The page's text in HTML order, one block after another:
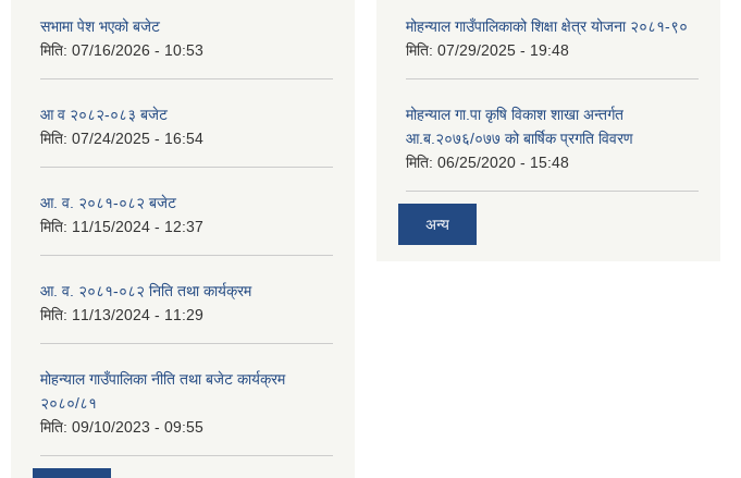
सभामा पेश भएको बजेट
मिति: 07/16/2026 - 10:53
आ व २०८२-०८३ बजेट
मिति: 07/24/2025 - 16:54
आ. व. २०८१-०८२ बजेट
मिति: 11/15/2024 - 12:37
आ. व. २०८१-०८२ निति तथा कार्यक्रम
मिति: 11/13/2024 - 11:29
मोहन्याल गाउँपालिका नीति तथा बजेट कार्यक्रम
२०८०/८१
मिति: 09/10/2023 - 09:55
मोहन्याल गाउँपालिकाको शिक्षा क्षेत्र योजना २०८१-९०
मिति: 07/29/2025 - 19:48
मोहन्याल गा.पा कृषि विकाश शाखा अन्तर्गत
आ.ब.२०७६/०७७ को बार्षिक प्रगति विवरण
मिति: 06/25/2020 - 15:48
अन्य